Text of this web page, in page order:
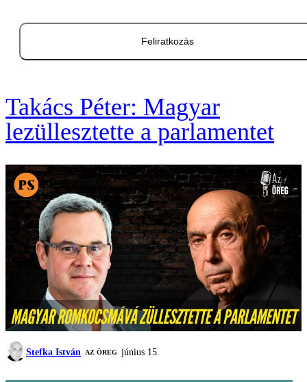
Feliratkozás
Takács Péter: Magyar
lezüllesztette a parlamentet
Stefka István AZ ÖREG június 15.